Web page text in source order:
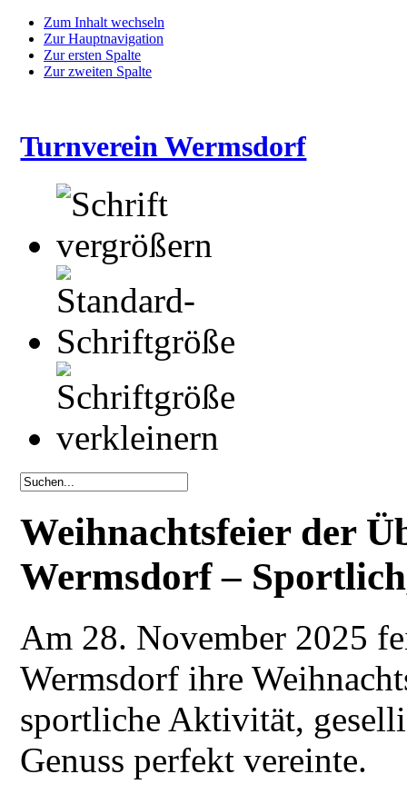
Zum Inhalt wechseln
Zur Hauptnavigation
Zur ersten Spalte
Zur zweiten Spalte
Turnverein Wermsdorf
Weihnachtsfeier der
Wermsdorf –
Am 28. November 2025
Wermsdorf ihre
sportliche Aktivität,
Genuss perfekt vereinte.